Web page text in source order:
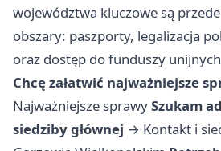
województwa kluczowe są
obszary: paszporty, legalizacja
oraz dostęp do funduszy
Chcę załatwić najważniejsze
Najważniejsze sprawySzukam
siedziby głównej → Kontakt i